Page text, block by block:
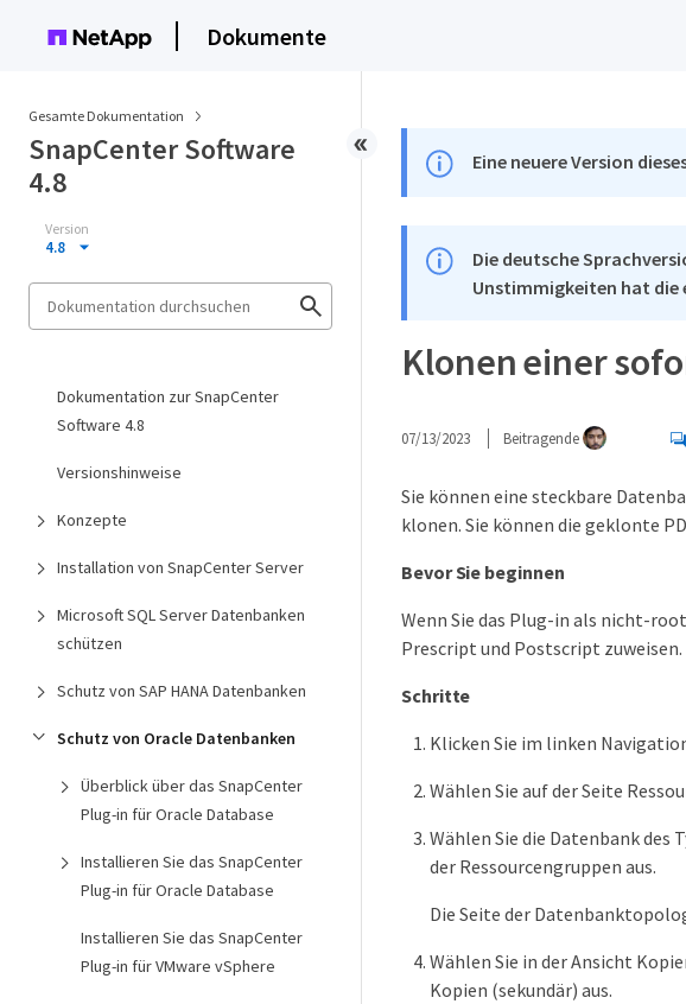
Dokumente
Gesamte Dokumentation
SnapCenter Software
4.8
Version
4.8
Dokumentation zur SnapCenter
Software 4.8
Versionshinweise
Konzepte
Installation von SnapCenter Server
Microsoft SQL Server Datenbanken
schützen
Schutz von SAP HANA Datenbanken
Schutz von Oracle Datenbanken
Überblick über das SnapCenter
Plug-in für Oracle Database
Installieren Sie das SnapCenter
Plug-in für Oracle Database
Installieren Sie das SnapCenter
Plug-in für VMware vSphere
Eine neuere Version
Die deutsche
Unstimmigkeiten hat die
Klonen einer
07/13/2023 Beitragende
Sie können eine steckbare
klonen. Sie können die geklonte
Bevor Sie beginnen
Wenn Sie das Plug-in als nicht-
Prescript und Postscript zuweisen.
Schritte
Klicken Sie im linken
Wählen Sie auf der Seite
Wählen Sie die Datenbank
der Ressourcengruppen aus.
Die Seite der
Wählen Sie in der Ansicht
Kopien (sekundär) aus.